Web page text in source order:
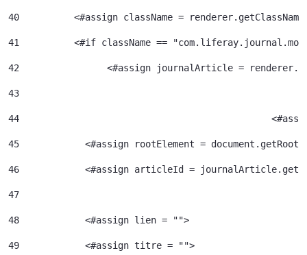
40
<#assign className =
41
<#if className ==
42
<#assign journalArticle =
43
44
45
<#assign rootElement =
46
<#assign articleId =
47
48
            <#assign lien = "">
49
            <#assign titre = "">